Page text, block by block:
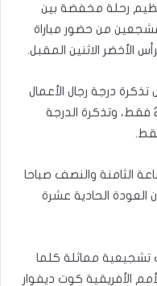
رحلة مخفضة بين
من حضور مباراة
الأخضر الاثنين المقبل.
درجة رجال الأعمال
من 373.150 أوقية قديمة إلى 200.000 فقط، وتذكرة الدرجة
الثامنة والنصف صباحا
على أن تكون العودة الحادية عشرة
تشجيعية مماثلة كلما
الأفريقية كوت ديفوار